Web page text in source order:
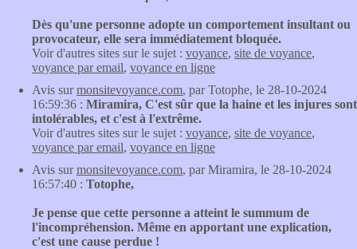
Dès qu'une personne adopte un comportement insultant ou
provocateur, elle sera immédiatement bloquée.
Voir d'autres sites sur le sujet : voyance, site de voyance,
voyance par email, voyance en ligne
Avis surmonsitevoyance.com, par Totophe, le 28-10-2024
16:59:36 : Miramira, C'est sûr que la haine et les injures sont
intolérables, et c'est à l'extrême.
Voir d'autres sites sur le sujet : voyance, site de voyance,
voyance par email, voyance en ligne
Avis surmonsitevoyance.com, par Miramira, le 28-10-2024
16:57:40 : Totophe,
Je pense que cette personne a atteint le summum de
l'incompréhension. Même en apportant une explication,
c'est une cause perdue !